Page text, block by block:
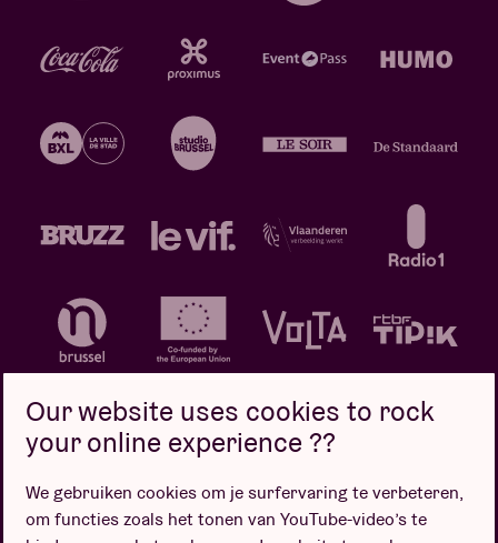
Privacybeleid Cookiebeleid
Verkoopsvoorwaarden
Design door
Our website uses cookies to rock
your online experience ??
We gebruiken cookies om je surfervaring te verbeteren,
om functies zoals het tonen van YouTube-video’s te